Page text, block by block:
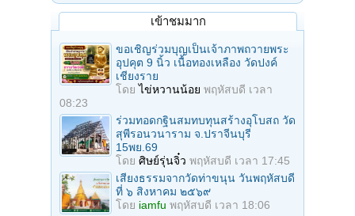
เข้าชมมาก
ขอเชิญร่วมบุญเป็นเจ้าภาพถวายพระ
อุปคุต 9 นิ้ว เนื้อทองเหลือง วัดปงค์
เชียงราย
โดยไข่หวานน้อย พฤหัสบดี เวลา
08:23
ร่วมทอดกฐินสมทบทุนสร้างอุโบสถ วัด
สุพีรอนวนาราม จ.ปราจีนบุรี
15พย.69
โดย ศิษย์รุ่นจิ๋ว พฤหัสบดี เวลา 17:45
เสียงธรรมจากวัดท่าขนุน วันพฤหัสบดี
ที่ ๖ สิงหาคม ๒๕๖๙
โดย iamfu พฤหัสบดี เวลา 18:06